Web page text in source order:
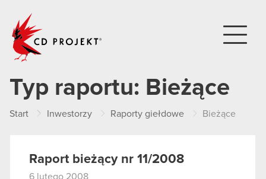
Typ raportu: Bieżące
Start Inwestorzy Raporty giełdowe Bieżące
Raport bieżący nr 11/2008
6 lutego 2008